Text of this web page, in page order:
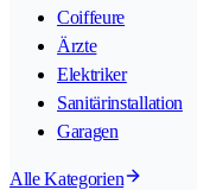
Coiffeure
Ärzte
Elektriker
Sanitärinstallation
Garagen
Alle Kategorien